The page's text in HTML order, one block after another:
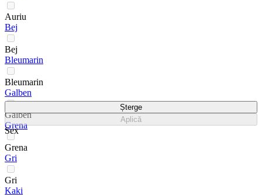
Auriu
Bej
Bej
Bleumarin
Bleumarin
Galben
Galben
Grena
Grena
Gri
Gri
Kaki
Șterge
Aplică
Sex